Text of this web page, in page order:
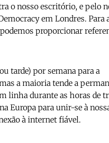
o nosso escritório, e pelo
em Londres. Para
proporcionar
tarde) por semana para a
a maioria tende a
linha durante as horas de
Europa para unir-se à
à internet fiável.